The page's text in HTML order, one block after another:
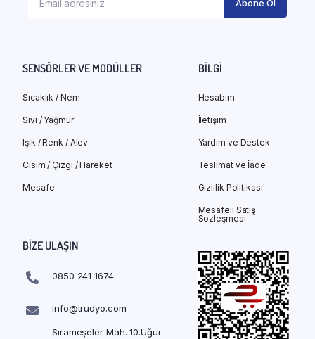
SENSÖRLER VE MODÜLLER
Sıcaklık / Nem
Sıvı / Yağmur
Işık / Renk / Alev
Cisim / Çizgi / Hareket
Mesafe
BILGI
Hesabım
İletişim
Yardım ve Destek
Teslimat ve İade
Gizlilik Politikası
Mesafeli Satış
Sözleşmesi
BIZE ULAŞIN
0850 241 1674
info@trudyo.com
Sırameşeler Mah. 10.Uğur